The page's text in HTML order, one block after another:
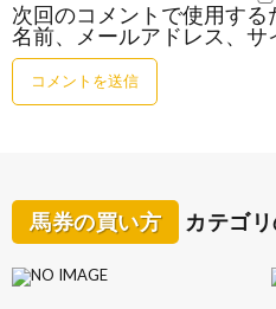
次回のコメントで使用す
名前、メールアドレス、サ
馬券の買い方 カテゴ